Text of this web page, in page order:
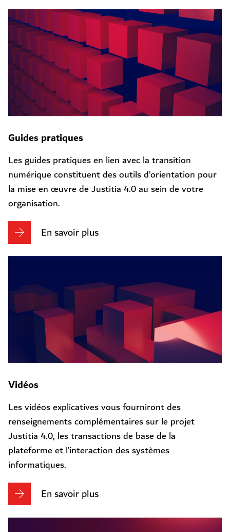
Guides pratiques
Les guides pratiques en lien avec la transition
numérique constituent des outils d’orientation pour
la mise en œuvre de Justitia 4.0 au sein de votre
organisation.
En savoir plus
Vidéos
Les vidéos explicatives vous fourniront des
renseignements complémentaires sur le projet
Justitia 4.0, les transactions de base de la
plateforme et l’interaction des systèmes
informatiques.
En savoir plus